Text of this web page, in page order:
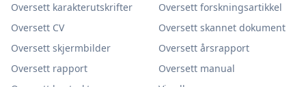
Oversett karakterutskrifter
Oversett forskningsartikkel
Oversett CV
Oversett skannet dokument
Oversett skjermbilder
Oversett årsrapport
Oversett rapport
Oversett manual